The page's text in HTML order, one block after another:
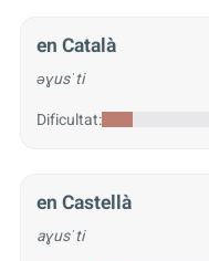
en Català
əɣusˈti
Dificultat:
en Castellà
aɣusˈti